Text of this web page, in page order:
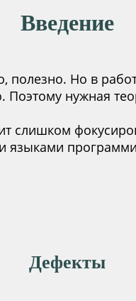
Введение
полезно. Но в
Поэтому нужная
слишком
языками
Дефекты